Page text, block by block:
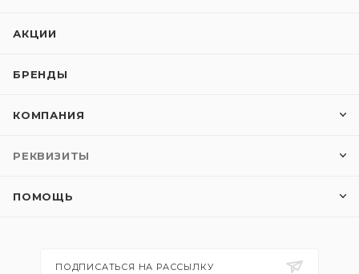
АКЦИИ
БРЕНДЫ
КОМПАНИЯ
РЕКВИЗИТЫ
ПОМОЩЬ
ПОДПИСАТЬСЯ НА РАССЫЛКУ